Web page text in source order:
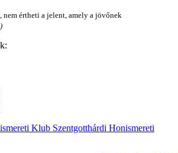
nem értheti a jelent, amely a jövőnek
Szentgotthárdi Honismereti